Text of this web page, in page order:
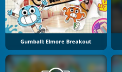
Gumball: Elmore Breakout